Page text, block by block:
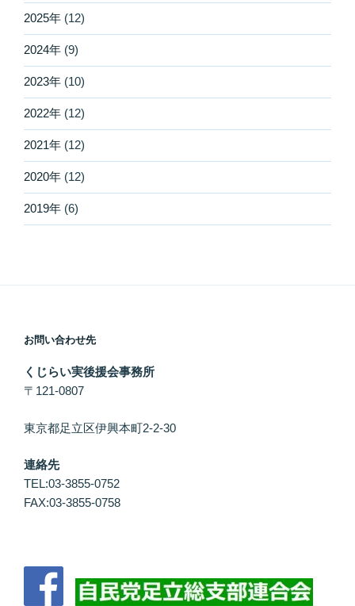
2025年 (12)
2024年 (9)
2023年 (10)
2022年 (12)
2021年 (12)
2020年 (12)
2019年 (6)
お問い合わせ先
くじらい実後援会事務所
〒121-0807
東京都足立区伊興本町2-2-30
連絡先
TEL:03-3855-0752
FAX:03-3855-0758